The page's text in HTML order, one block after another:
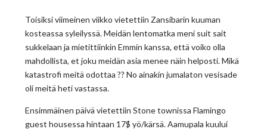
Toisiksi viimeinen viikko vietettiin Zansibarin kuuman
kosteassa syleilyssä. Meidän lentomatka meni suit sait
sukkelaan ja mietittiinkin Emmin kanssa, että voiko olla
mahdollista, et joku meidän asia menee näin helposti. Mikä
katastrofi meitä odottaa ?? No ainakin jumalaton vesisade
oli meitä heti vastassa.
Ensimmäinen päivä vietettiin Stone townissa Flamingo
guest housessa hintaan 17$ yö/kärsä. Aamupala kuului